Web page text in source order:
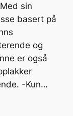
sin
basert på
og
er også
-Kun…